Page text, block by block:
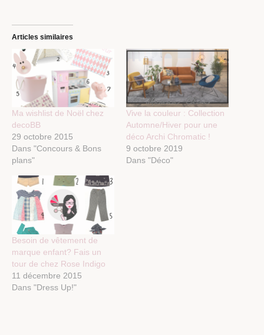
Articles similaires
Ma wishlist de Noël chez
decoBB
29 octobre 2015
Dans "Concours & Bons
plans"
Vive la couleur : Collection
Automne/Hiver pour une
déco Archi Chromatic !
9 octobre 2019
Dans "Déco"
Besoin de vêtement de
marque enfant? Fais un
tour de chez Rose Indigo
11 décembre 2015
Dans "Dress Up!"